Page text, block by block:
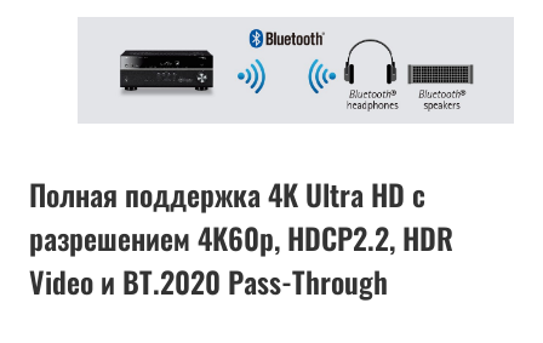
Полная поддержка 4K Ultra HD с
разрешением 4K60p, HDCP2.2, HDR
Video и BT.2020 Pass-Through